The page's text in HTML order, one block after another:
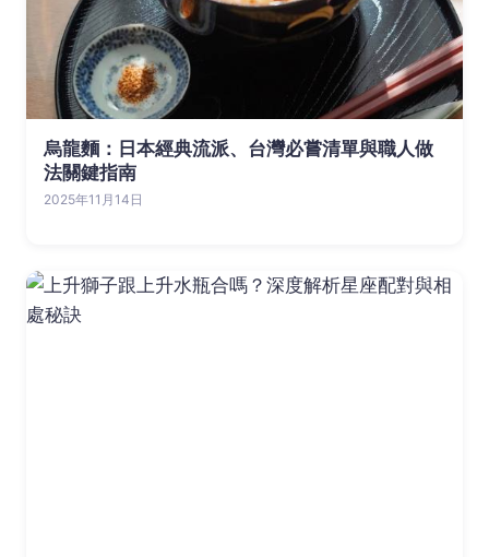
烏龍麵：日本經典流派、台灣必嘗清單與職人做
法關鍵指南
2025年11月14日